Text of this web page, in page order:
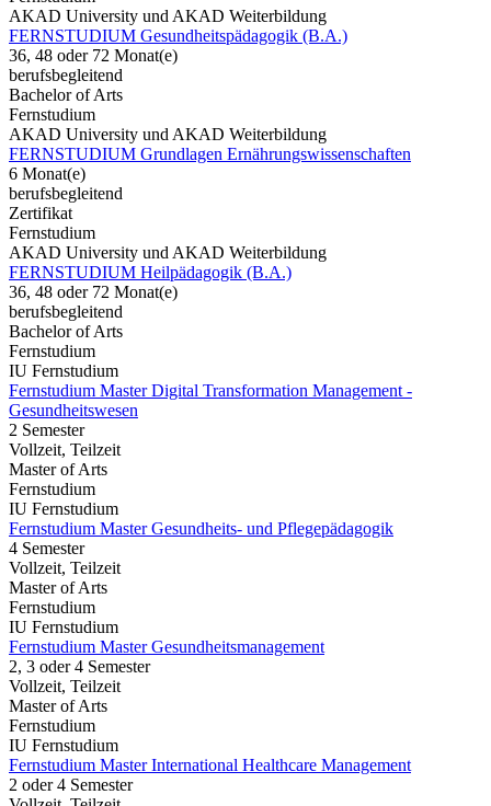
AKAD University und AKAD Weiterbildung
FERNSTUDIUM Gesundheitspädagogik (B.A.)
36, 48 oder 72 Monat(e)
berufsbegleitend
Bachelor of Arts
Fernstudium
AKAD University und AKAD Weiterbildung
FERNSTUDIUM Grundlagen Ernährungswissenschaften
6 Monat(e)
berufsbegleitend
Zertifikat
Fernstudium
AKAD University und AKAD Weiterbildung
FERNSTUDIUM Heilpädagogik (B.A.)
36, 48 oder 72 Monat(e)
berufsbegleitend
Bachelor of Arts
Fernstudium
IU Fernstudium
Fernstudium Master Digital Transformation Management -
Gesundheitswesen
2 Semester
Vollzeit, Teilzeit
Master of Arts
Fernstudium
IU Fernstudium
Fernstudium Master Gesundheits- und Pflegepädagogik
4 Semester
Vollzeit, Teilzeit
Master of Arts
Fernstudium
IU Fernstudium
Fernstudium Master Gesundheitsmanagement
2, 3 oder 4 Semester
Vollzeit, Teilzeit
Master of Arts
Fernstudium
IU Fernstudium
Fernstudium Master International Healthcare Management
2 oder 4 Semester